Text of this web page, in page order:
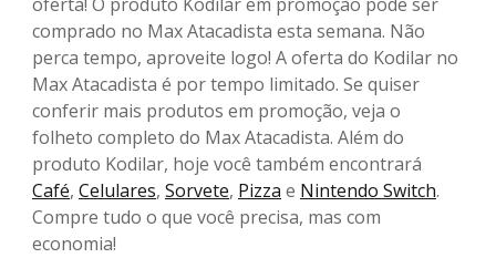
oferta! O produto Kodilar em promoção pode ser
comprado no Max Atacadista esta semana. Não
perca tempo, aproveite logo! A oferta do Kodilar no
Max Atacadista é por tempo limitado. Se quiser
conferir mais produtos em promoção, veja o
folheto completo do Max Atacadista. Além do
produto Kodilar, hoje você também encontrará
Café, Celulares, Sorvete, Pizza e Nintendo Switch.
Compre tudo o que você precisa, mas com
economia!